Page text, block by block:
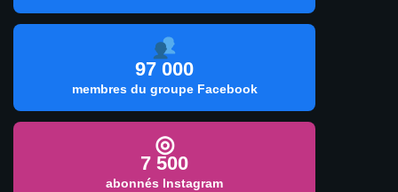
97 000
membres du groupe Facebook
◎
7 500
abonnés Instagram